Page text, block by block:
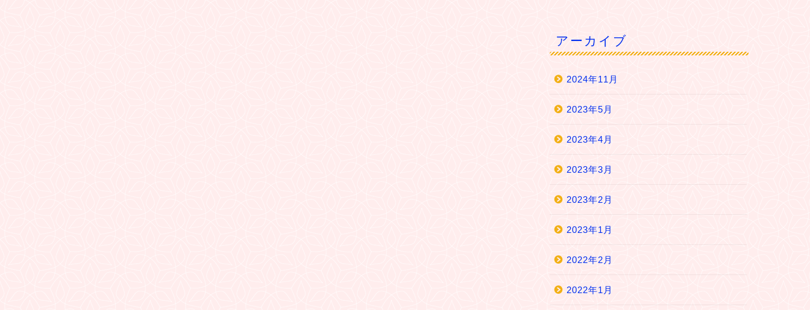
アーカイブ
2024年11月
2023年5月
2023年4月
2023年3月
2023年2月
2023年1月
2022年2月
2022年1月